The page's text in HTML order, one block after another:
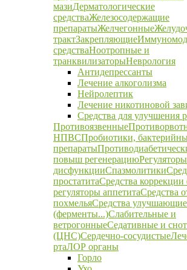
мазиДерматологические
средстваЖелезосодержащие
препаратыЖелчегонные
трактЗакрепляющие
средстваНоотропные и
транквилизаторыНеврология
Антидепрессанты
Лечение алкоголизма
Нейролептик
Лечение никотиновой
Средства для улучшения
Противоязвенные
НПВСПробиотики,
препараты
повыш регенерацию
дисфункцииСпазмолитики
простатитаСредства
регуляторы аппетитаСредства
похмельяСредства
(ферменты...)Слабительные и
ветрогонныеСедативные и
(ЦНС)Сердечно-сосудистые
ртаЛОР органы
Горло